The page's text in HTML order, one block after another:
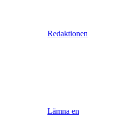
Redaktionen
Lämna en